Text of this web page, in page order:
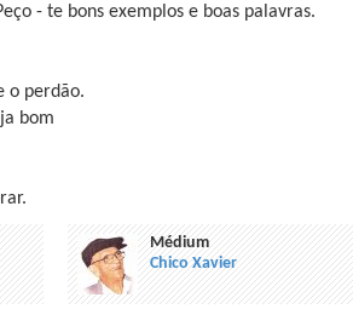
- te bons exemplos e boas palavras.
o perdão.
bom
Médium
Chico Xavier